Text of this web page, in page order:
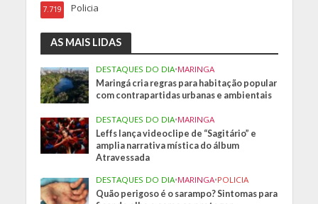
Policia
7.719
AS MAIS LIDAS
DESTAQUES DO DIA•MARINGA
Maringá cria regras para habitação popular
com contrapartidas urbanas e ambientais
DESTAQUES DO DIA•MARINGA
Leffs lança videoclipe de “Sagitário” e
amplia narrativa mística do álbum
Atravessada
DESTAQUES DO DIA•MARINGA•POLICIA
Quão perigoso é o sarampo? Sintomas para